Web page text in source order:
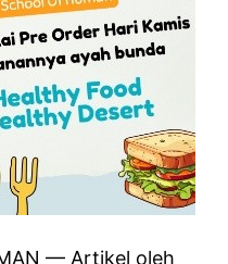
— Artikel oleh